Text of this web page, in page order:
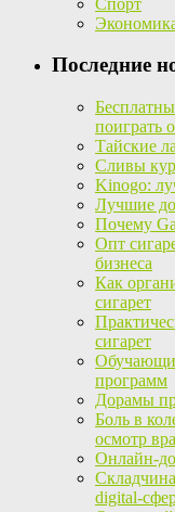
Последние
поиграть
Тайские
Сливы
Kinogo:
Лучшие
Почему
Опт
бизнеса
Как
сигарет
сигарет
программ
Дорамы
Боль в
осмотр
Онлайн-
digital-